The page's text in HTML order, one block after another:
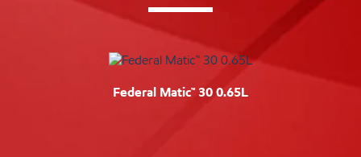
Federal Matic™ 30 0.65L